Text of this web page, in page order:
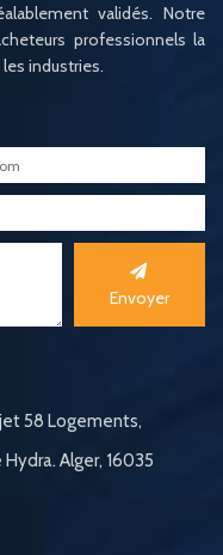
validés. Notre
professionnels la
industries.
Envoyer
58 Logements,
Alger, 16035